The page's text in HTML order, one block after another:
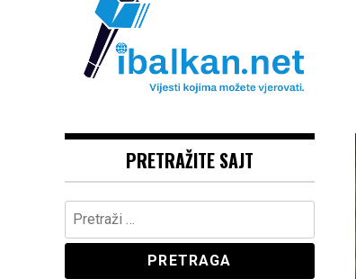
IBALKAN
PRETRAŽITE SAJT
Pretraga: